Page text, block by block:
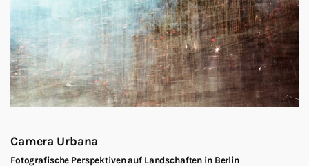
Camera Urbana
Fotografische Perspektiven auf Landschaften in Berlin